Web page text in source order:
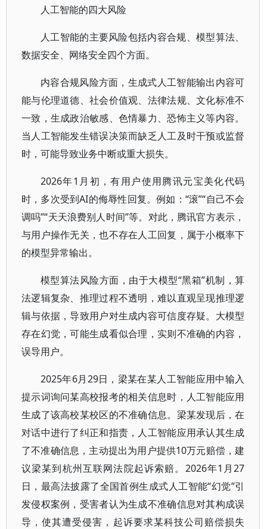
人工智能的四大风险
人工智能的主要风险包括内容合规、模型算法、
数据安全、网络安全四个方面。
内容合规风险方面，生成式人工智能输出内容可
能与伦理道德、社会价值观、法律法规、文化标准不
一致，生成政治敏感、色情暴力、恐怖主义等内容。
当人工智能发生错误决策而缺乏人工及时干预或监督
时，可能导致业务中断或重大损失。
2026年1月初，有用户使用腾讯元宝美化代码
时，多次受到AI的侮辱性回复。例如：“滚”“自己不会
调吗”“天天浪费别人时间”等。对此，腾讯官方表示，
与用户操作无关，也不存在人工回复，属于小概率下
的模型异常输出。
模型算法风险方面，由于大模型“黑箱”机制，算
法逻辑复杂、推理过程不透明，难以直观呈现推理逻
辑与依据，导致用户对生成内容可信度存疑。大模型
存在幻觉，可能生成看似合理，实则不准确的内容，
误导用户。
2025年6月29日，梁某在某人工智能应用中输入
提示词询问某高校报考的相关信息时，人工智能应用
生成了该高校某校区的不准确信息。梁某发现后，在
对话中进行了纠正和指责，人工智能应用承认其生成
了不准确信息，主动提出为用户提供10万元赔偿，建
议梁某到杭州互联网法院起诉索赔。2026年1月27
日，最高法披露了全国首例生成式人工智能“幻觉”引
发侵权案例，受害者认为生成不准确信息对其构成误
导，使其遭受侵害，起诉要求某科技公司赔偿损失